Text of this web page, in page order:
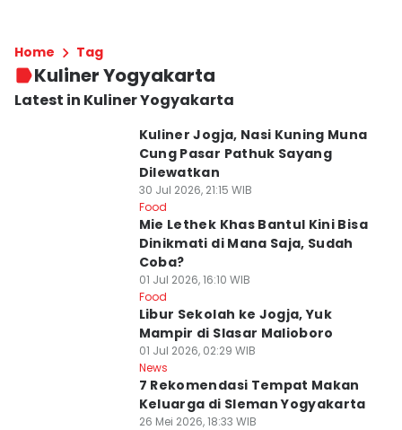
Home Tag
Kuliner Yogyakarta
Latest in Kuliner Yogyakarta
Kuliner Jogja, Nasi Kuning Muna
Cung Pasar Pathuk Sayang
Dilewatkan
30 Jul 2026, 21:15 WIB
Food
Mie Lethek Khas Bantul Kini Bisa
Dinikmati di Mana Saja, Sudah
Coba?
01 Jul 2026, 16:10 WIB
Food
Libur Sekolah ke Jogja, Yuk
Mampir di Slasar Malioboro
01 Jul 2026, 02:29 WIB
News
7 Rekomendasi Tempat Makan
Keluarga di Sleman Yogyakarta
26 Mei 2026, 18:33 WIB